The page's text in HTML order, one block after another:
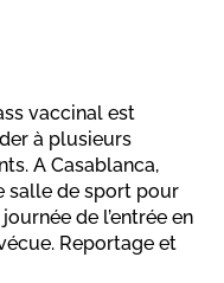
vaccinal est
à plusieurs
A Casablanca,
salle de sport pour
de l’entrée en
Reportage et